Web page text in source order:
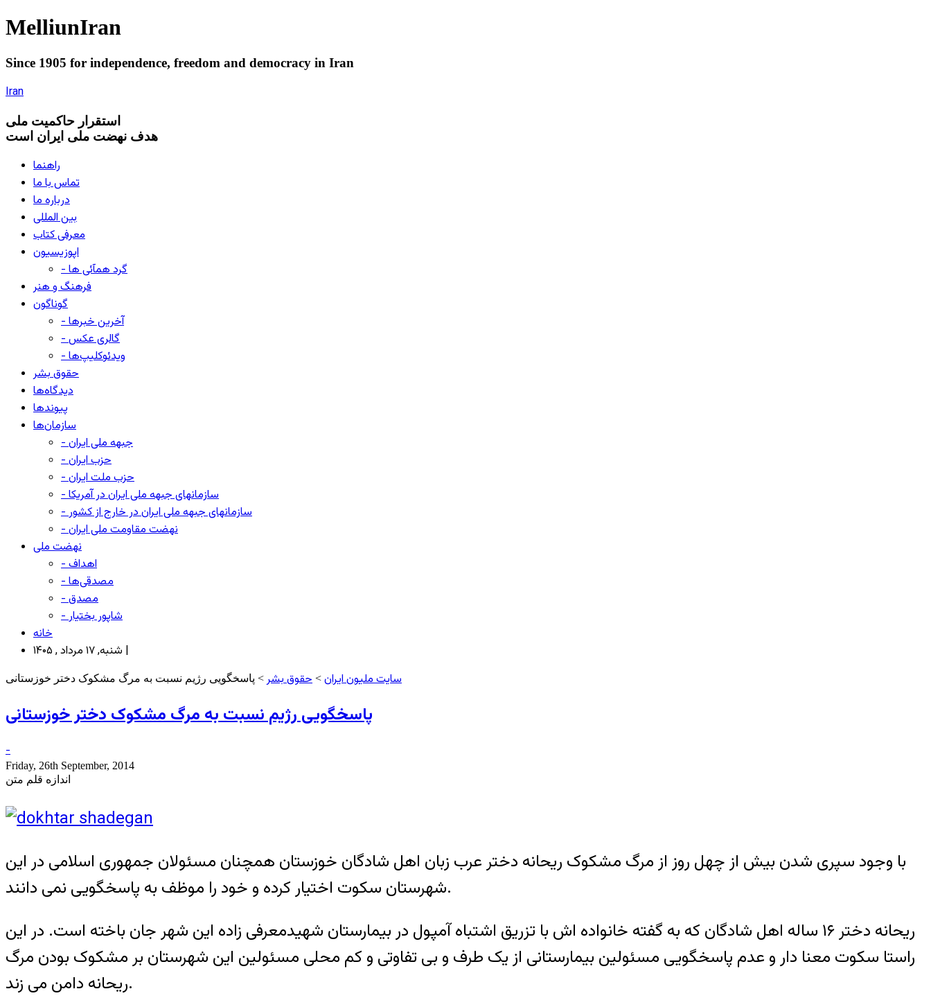
MelliunIran
Since 1905 for independence, freedom and democracy in Iran
Iran
استقرار حاکميت ملی
هدف نهضت ملی ایران است
راهنما
تماس با ما
درباره ما
بین المللی
معرفی کتاب
اپوزیسیون
- گرد همآئی ها
فرهنگ و هنر
گوناگون
- آخرین خبرها
- گالری عکس
- ویدئوکلیپ‌ها
حقوق بشر
دیدگاه‌ها
پیوندها
سازمان‌ها
- جبهه ملی ایران
- حزب ایران
- حزب ملت ایران
- سازمانهای جبهه ملی ایران در آمریکا
- سازمانهای جبهه ملی ایران در خارج از کشور
- نهضت مقاومت ملی ایران
نهضت ملی
- اهداف
- مصدقی‌ها
- مصدق
- شاپور بختیار
خانه
شنبه, ۱۷ مرداد , ۱۴۰۵ |
سایت ملیون ایران > حقوق بشر > پاسخگویی رژیم نسبت به مرگ مشکوک دختر خوزستانی
پاسخگویی رژیم نسبت به مرگ مشکوک دختر خوزستانی
-
Friday, 26th September, 2014
اندازه قلم متن
با وجود سپری شدن بیش از چهل روز از مرگ مشکوک ریحانه دختر عرب زبان اهل شادگان خوزستان همچنان مسئولان جمهوری اسلامی در این
شهرستان سکوت اختیار کرده و خود را موظف به پاسخگویی نمی دانند.
ریحانه دختر ۱۶ ساله اهل شادگان که به گفته خانواده اش با تزریق اشتباه آمپول در بیمارستان شهیدمعرفی زاده این شهر جان باخته است. در این
راستا سکوت معنا دار و عدم پاسخگویی مسئولین بیمارستانی از یک طرف و بی تفاوتی و کم محلی مسئولین این شهرستان بر مشکوک بودن مرگ
ریحانه دامن می زند.